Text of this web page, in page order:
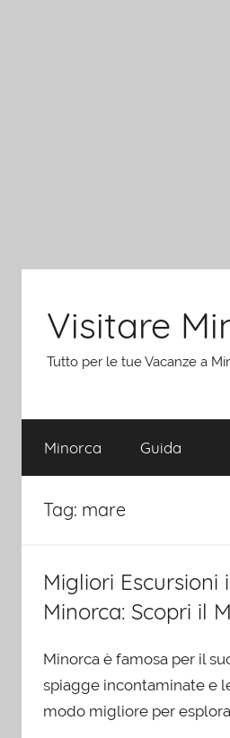
Visitare
Tutto per le tue Vacanze a
Minorca Guida
Tag: mare
Migliori Escursioni
Minorca: Scopri il
Minorca è famosa per il
spiagge incontaminate e
modo migliore per